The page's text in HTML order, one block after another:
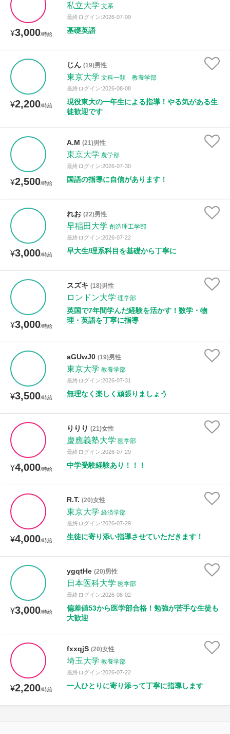
¥3,000/時給
私立大学 文系
最終ログイン:2026-07-09
基礎英語
¥2,200/時給
じん (19)男性
東京大学 文科一類 教養学部
最終ログイン:2026-08-08
現役東大の一年生による指導！やる気がある生
徒歓迎です
¥2,500/時給
A.M (21)男性
東京大学 農学部
最終ログイン:2026-07-30
国語の指導に自信があります！
¥3,000/時給
れお (22)男性
早稲田大学 創造理工学部
最終ログイン:2026-07-22
早大生/理系科目を基礎から丁寧に
¥3,000/時給
スズキ (18)男性
ロンドン大学 理学部
英国で7年間学んだ経験を活かす！数学・物
理・英語を丁寧に指導
¥3,500/時給
aGUwJ0 (19)男性
東京大学 教養学部
最終ログイン:2026-07-31
無理なく楽しく頑張りましょう
¥4,000/時給
りりり (21)女性
慶應義塾大学 医学部
最終ログイン:2026-07-29
中学受験経験あり！！！
¥4,000/時給
R.T. (20)女性
東京大学 経済学部
最終ログイン:2026-07-29
生徒に寄り添い指導させていただきます！
¥3,000/時給
ygqtHe (20)男性
日本医科大学 医学部
最終ログイン:2026-08-02
偏差値53から医学部合格！勉強が苦手な生徒も
大歓迎
¥2,200/時給
fxxqjS (20)女性
埼玉大学 教養学部
最終ログイン:2026-07-22
一人ひとりに寄り添って丁寧に指導します